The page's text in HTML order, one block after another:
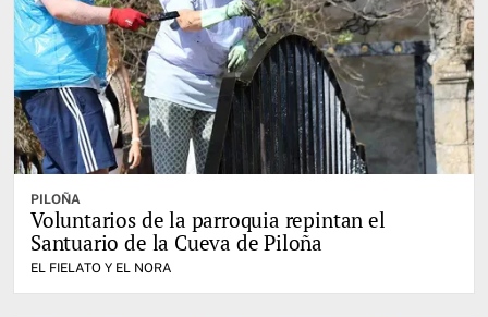
PILOÑA
Voluntarios de la parroquia repintan el
Santuario de la Cueva de Piloña
EL FIELATO Y EL NORA